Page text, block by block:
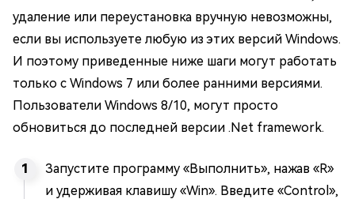
удаление или переустановка вручную невозможны,
если вы используете любую из этих версий Windows.
И поэтому приведенные ниже шаги могут работать
только с Windows 7 или более ранними версиями.
Пользователи Windows 8/10, могут просто
обновиться до последней версии .Net framework.
Запустите программу «Выполнить», нажав «R»
и удерживая клавишу «Win». Введите «Control»,